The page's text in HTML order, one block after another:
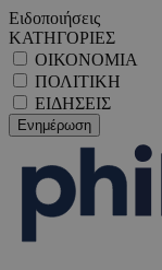
Ειδοποιήσεις
ΚΑΤΗΓΟΡΙΕΣ
ΟΙΚΟΝΟΜΙΑ
ΠΟΛΙΤΙΚΗ
ΕΙΔΗΣΕΙΣ